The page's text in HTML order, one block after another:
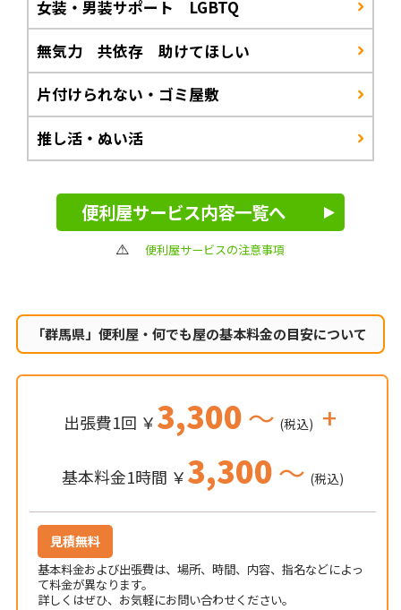
女装・男装サポート LGBTQ
無気力 共依存 助けてほしい
片付けられない・ゴミ屋敷
推し活・ぬい活
便利屋サービス内容一覧へ
便利屋サービスの注意事項
「群馬県」便利屋・何でも屋の基本料金の目安について
出張費1回 ￥3,300～ (税込) +
基本料金1時間 ￥3,300～ (税込)
見積無料
基本料金および出張費は、場所、時間、内容、指名などによっ
て料金が異なります。
詳しくはぜひ、お気軽にお問い合わせください。